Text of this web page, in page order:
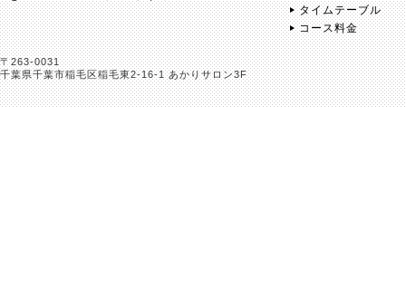
〒263-0031
千葉県千葉市稲毛区稲毛東2-16-1 あかりサロン3F
タイムテーブル
コース料金